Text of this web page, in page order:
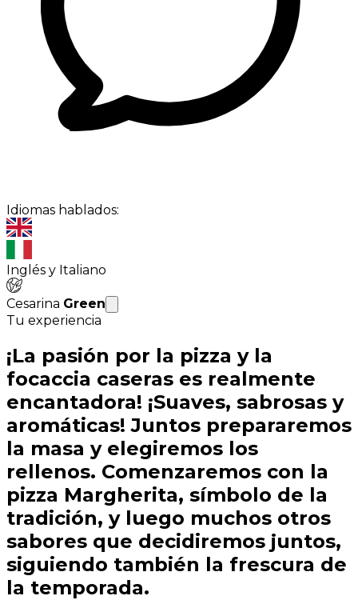
Idiomas hablados:
Inglés y Italiano
Cesarina Green
Tu experiencia
¡La pasión por la pizza y la
focaccia caseras es realmente
encantadora! ¡Suaves, sabrosas y
aromáticas! Juntos prepararemos
la masa y elegiremos los
rellenos. Comenzaremos con la
pizza Margherita, símbolo de la
tradición, y luego muchos otros
sabores que decidiremos juntos,
siguiendo también la frescura de
la temporada.